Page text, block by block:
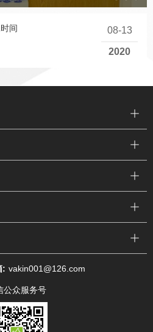
间 08-13
2020
: vakin001@126.com
公众服务号